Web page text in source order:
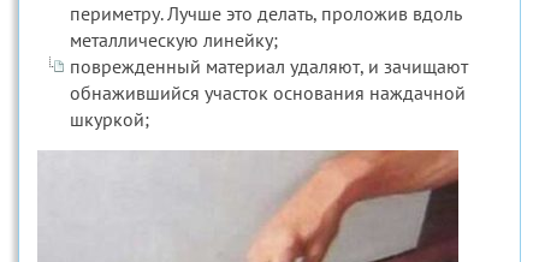
периметру. Лучше это делать, проложив вдоль
металлическую линейку;
поврежденный материал удаляют, и зачищают
обнажившийся участок основания наждачной
шкуркой;